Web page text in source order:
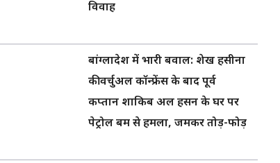
विवाह
बांग्लादेश में भारी बवाल: शेख हसीना
की वर्चुअल कॉन्फ्रेंस के बाद पूर्व
कप्तान शाकिब अल हसन के घर पर
पेट्रोल बम से हमला, जमकर तोड़-फोड़